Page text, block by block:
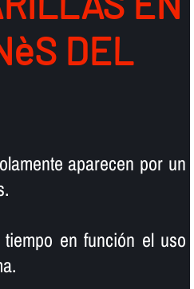
DEL
aparecen por un
en función el uso